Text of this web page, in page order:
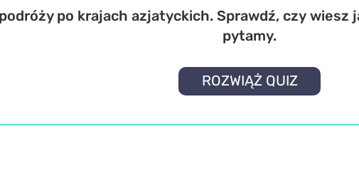
po krajach azjatyckich. Sprawdź, czy
pytamy.
ROZWIĄŻ QUIZ